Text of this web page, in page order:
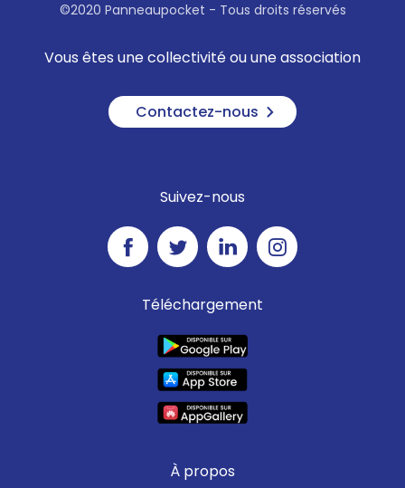
©2020 Panneaupocket - Tous droits réservés
Vous êtes une collectivité ou une association
Contactez-nous
Suivez-nous
Téléchargement
À propos